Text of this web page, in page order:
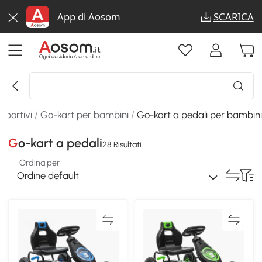
App di Aosom SCARICA
/Go-kart per bambini /Go-kart a pedali per bambini
Go-kart a pedali28 Risultati
Ordina per
Ordine default